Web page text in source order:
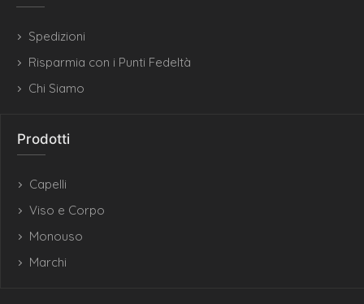
Spedizioni
Risparmia con i Punti Fedeltà
Chi Siamo
Prodotti
Capelli
Viso e Corpo
Monouso
Marchi